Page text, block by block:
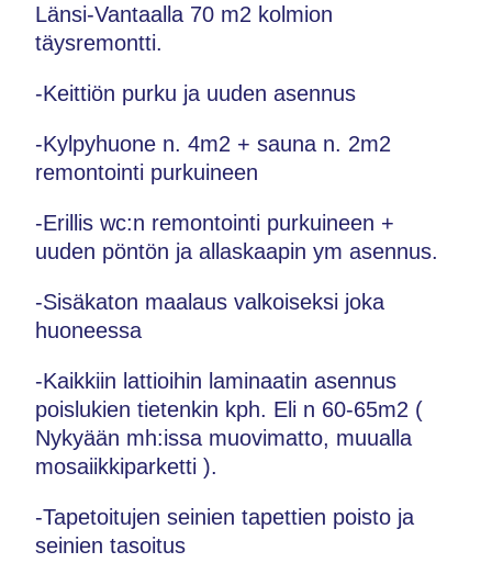
Länsi-Vantaalla 70 m2 kolmion
täysremontti.
-Keittiön purku ja uuden asennus
-Kylpyhuone n. 4m2 + sauna n. 2m2
remontointi purkuineen
-Erillis wc:n remontointi purkuineen +
uuden pöntön ja allaskaapin ym asennus.
-Sisäkaton maalaus valkoiseksi joka
huoneessa
-Kaikkiin lattioihin laminaatin asennus
poislukien tietenkin kph. Eli n 60-65m2 (
Nykyään mh:issa muovimatto, muualla
mosaiikkiparketti ).
-Tapetoitujen seinien tapettien poisto ja
seinien tasoitus